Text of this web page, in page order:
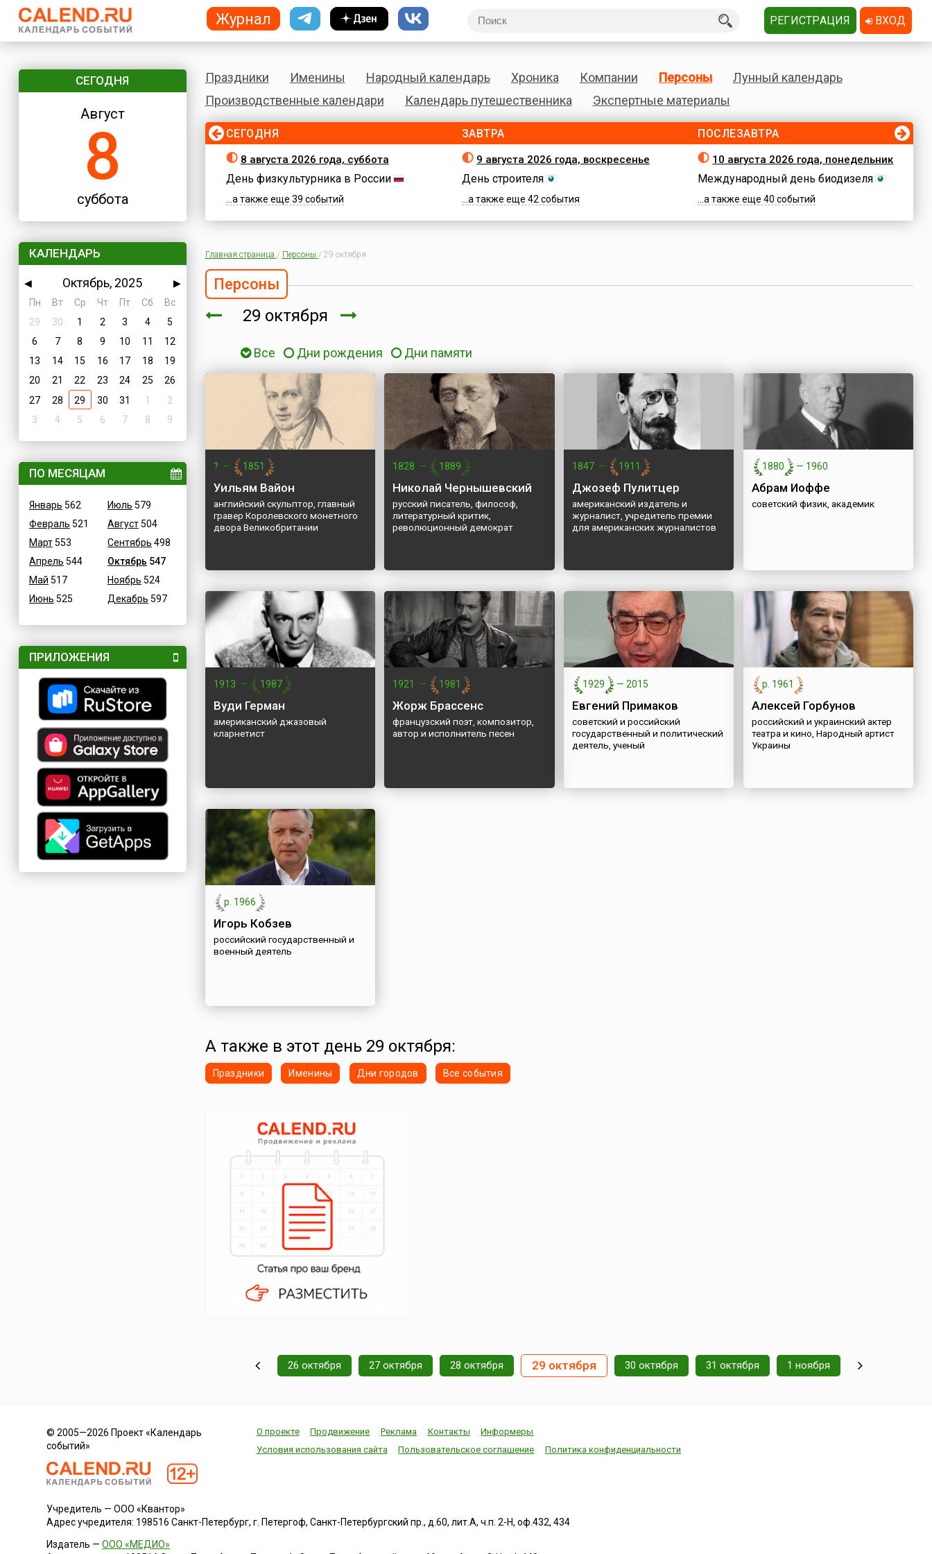
СЕГОДНЯ
Август
8
суббота
КАЛЕНДАРЬ
◀ Октябрь, 2025
▶
Пн
Вт Ср Чт Пт Сб
Вс
29
30 1 2 3 4
5
6
7 8 9 10 11
12
13
14 15 16 17 18
19
20
21 22 23 24 25
26
27
28 29 30 31 1
2
3
4 5 6 7 8 9
ПО МЕСЯЦАМ
Январь 562
Февраль 521
Март553
Апрель 544
Май 517
Июнь 525
Июль 579
Август504
Сентябрь 498
Октябрь 547
Ноябрь 524
Декабрь 597
ПРИЛОЖЕНИЯ
Праздники Именины Народный календарь Хроника Компании Персоны
Лунный календарь
Производственные календари
Календарь путешественника Экспертные материалы
СЕГОДНЯ
8 августа 2026 года, суббота
День физкультурника в России
...а также еще 39 событий
ЗАВТРА
9 августа 2026 года, воскресенье
День строителя
...а также еще 42 события
ПОСЛЕЗАВТРА
10 августа 2026 года, понедельник
Международный день биодизеля
...а также еще 40 событий
Главная страница / Персоны / 29 октября
Персоны
29 октября
Все Дни рождения Дни памяти
? — 1851
Уильям Вайон
английский скульптор, главный
гравер Королевского монетного
двора Великобритании
1828 — 1889
Николай Чернышевский
русский писатель, философ,
литературный критик,
революционный демократ
1847 — 1911
Джозеф Пулитцер
американский издатель и
журналист, учредитель премии
для американских журналистов
1880 — 1960
Абрам Иоффе
советский физик, академик
1913 — 1987
Вуди Герман
американский джазовый
кларнетист
1921 — 1981
Жорж Брассенс
французский поэт, композитор,
автор и исполнитель песен
1929 —2015
Евгений Примаков
советский и российский
государственный и политический
деятель, ученый
р. 1961
Алексей Горбунов
российский и украинский актер
театра и кино, Народный артист
Украины
р. 1966
Игорь Кобзев
российский государственный и
военный деятель
А также в этот день 29 октября:
Праздники Именины Дни городов Все события
26 октября 27 октября 28 октября 29 октября 30 октября 31 октября 1 ноября
© 2005—2026 Проект «Календарь
событий»
О проекте Продвижение Реклама Контакты
Информеры
Условия использования сайта
Пользовательское соглашение Политика конфиденциальности
Учредитель — ООО «Квантор»
Адрес учредителя: 198516 Санкт-Петербург, г. Петергоф, Санкт-Петербургский пр., д.60, лит.А, ч.п. 2-Н, оф.432, 434
Издатель —ООО «МЕДИО»
Журнал РЕГИСТРАЦИЯ ВХОД